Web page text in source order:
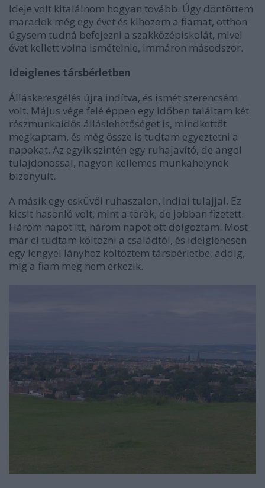
Ideje volt kitalálnom hogyan tovább. Úgy döntöttem
maradok még egy évet és kihozom a fiamat, otthon
úgysem tudná befejezni a szakközépiskolát, mivel
évet kellett volna ismételnie, immáron másodszor.
Ideiglenes társbérletben
Álláskeresgélés újra indítva, és ismét szerencsém
volt. Május vége felé éppen egy időben találtam két
részmunkaidős álláslehetőséget is, mindkettőt
megkaptam, és még össze is tudtam egyeztetni a
napokat. Az egyik szintén egy ruhajavító, de angol
tulajdonossal, nagyon kellemes munkahelynek
bizonyult.
A másik egy esküvői ruhaszalon, indiai tulajjal. Ez
kicsit hasonló volt, mint a török, de jobban fizetett.
Három napot itt, három napot ott dolgoztam. Most
már el tudtam költözni a családtól, és ideiglenesen
egy lengyel lányhoz költöztem társbérletbe, addig,
míg a fiam meg nem érkezik.